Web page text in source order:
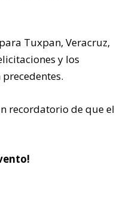
Tuxpan, Veracruz,
y los
recordatorio de que el